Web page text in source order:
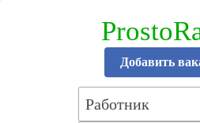
Добавить